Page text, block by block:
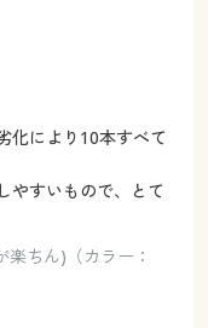
化により10本すべて
やすいもので、とて
ちん)（カラー：